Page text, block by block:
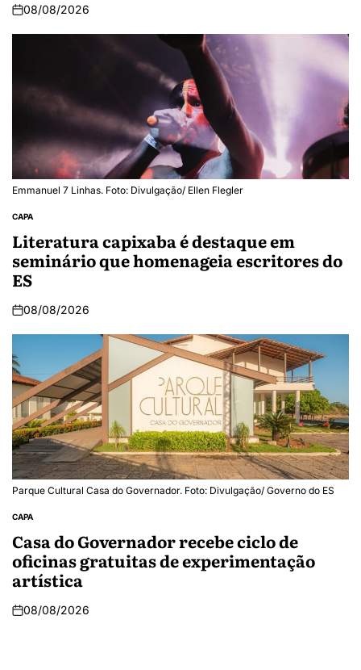
08/08/2026
Emmanuel 7 Linhas. Foto: Divulgação/ Ellen Flegler
CAPA
Literatura capixaba é destaque em
seminário que homenageia escritores do
ES
08/08/2026
Parque Cultural Casa do Governador. Foto: Divulgação/ Governo do ES
CAPA
Casa do Governador recebe ciclo de
oficinas gratuitas de experimentação
artística
08/08/2026